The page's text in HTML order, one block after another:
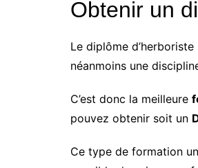
Obtenir un
Le diplôme
néanmoins une
C’est donc la meilleure
pouvez obtenir soit un
Ce type de formation